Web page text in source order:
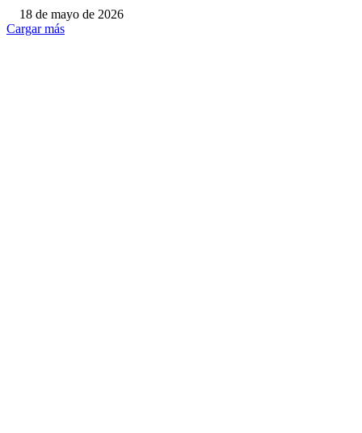
18 de mayo de 2026
Cargar más